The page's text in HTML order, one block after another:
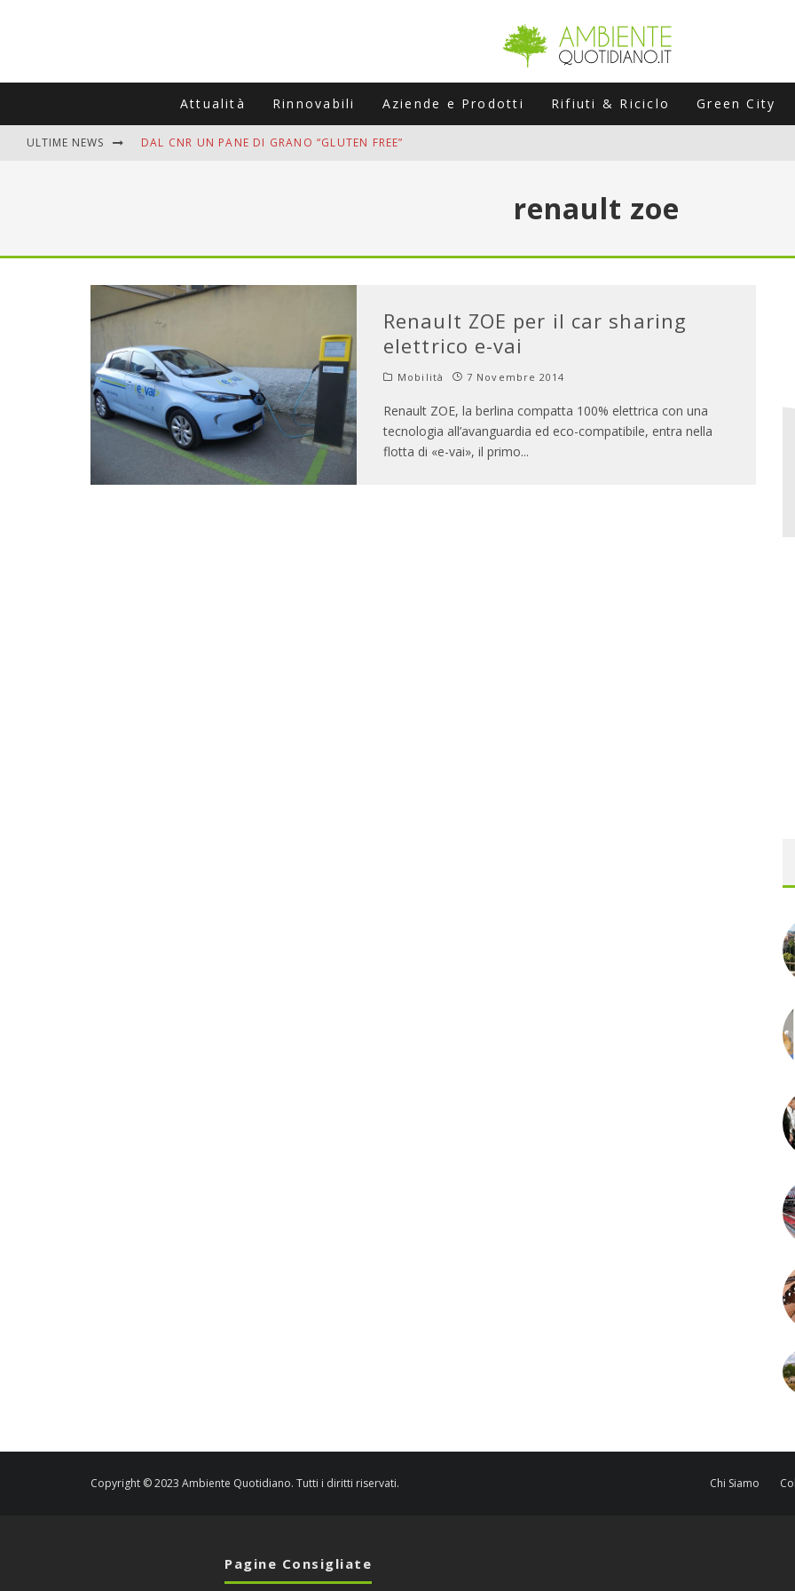
Attualità Rinnovabili Aziende e Prodotti Rifiuti & Riciclo Green City
ULTIME NEWS DAL CNR UN PANE DI GRANO “GLUTEN FREE”
MUTTI ASSUME A OLIVETO CITRA 400 COLLABORATORI STAGIONALI
ADDIO BOLLETTE SALATE? LA NUOVA FRONTIERA DEL FOTOVOLTAICO "PLUG & PLAY" CHE STA
renault zoe
Renault ZOE per il car sharing
elettrico e-vai
Mobilità 7 Novembre 2014
Renault ZOE, la berlina compatta 100% elettrica con una
tecnologia all’avanguardia ed eco-compatibile, entra nella
flotta di «e-vai», il primo...
Copyright © 2023 Ambiente Quotidiano. Tutti i diritti riservati. Chi Siamo
Pagine Consigliate